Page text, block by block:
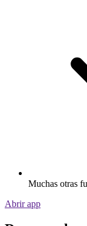
Muchas otras
Abrir app